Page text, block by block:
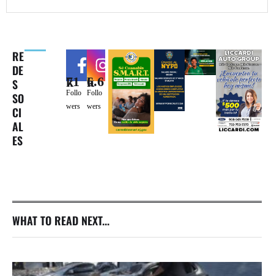
RE
DE
S
SO
CI
AL
ES
71k
Follo
wers
6.6k
Follo
wers
WHAT TO READ NEXT...